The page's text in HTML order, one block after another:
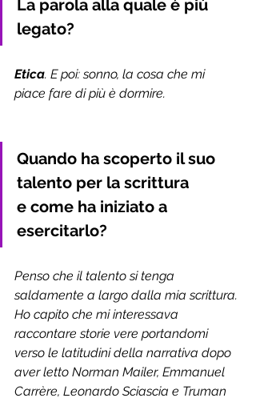
La parola alla quale è più
legato?
Etica. E poi: sonno, la cosa che mi
piace fare di più è dormire.
Quando ha scoperto il suo
talento per la scrittura
e come ha iniziato a
esercitarlo?
Penso che il talento si tenga
saldamente a largo dalla mia scrittura.
Ho capito che mi interessava
raccontare storie vere portandomi
verso le latitudini della narrativa dopo
aver letto Norman Mailer, Emmanuel
Carrère, Leonardo Sciascia e Truman